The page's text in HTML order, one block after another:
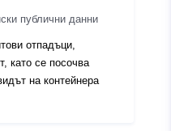
публични данни
отпадъци,
като се посочва
на контейнера